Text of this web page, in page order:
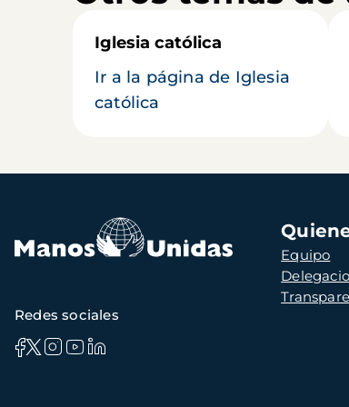
Iglesia católica
Ir a la página de Iglesia
católica
Navegación
principal
Equipo
Redes sociales